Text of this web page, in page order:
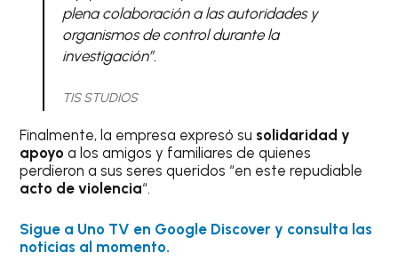
plena colaboración a las autoridades y
organismos de control durante la
investigación”.
TIS STUDIOS
Finalmente, la empresa expresó su solidaridad y
apoyo a los amigos y familiares de quienes
perdieron a sus seres queridos “en este repudiable
acto de violencia“.
Sigue a Uno TV en Google Discover y consulta las
noticias al momento.